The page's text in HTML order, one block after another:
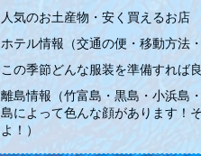
人気のお土産物・安く買えるお店
ホテル情報（交通の便・移動方法
この季節どんな服装を準備すれば
離島情報（竹富島・黒島・小浜島
島によって色んな顔があります！
よ！）